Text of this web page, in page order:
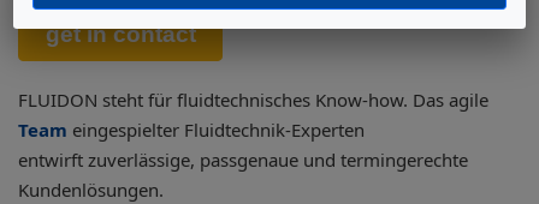
FLUIDON steht für fluidtechnisches Know-how. Das agile
Team eingespielter Fluidtechnik-Experten
entwirft zuverlässige, passgenaue und termingerechte
Kundenlösungen.